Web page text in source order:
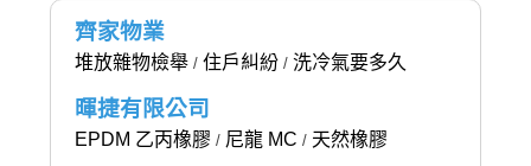
齊家物業
堆放雜物檢舉/ 住戶糾紛/ 洗冷氣要多久
暉捷有限公司
EPDM 乙丙橡膠 / 尼龍 MC / 天然橡膠